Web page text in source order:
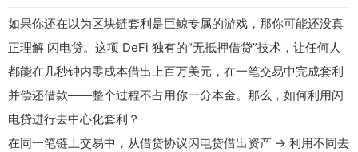
如果你还在以为区块链套利是巨鲸专属的游戏，那你可能还没真
正理解 闪电贷。这项 DeFi 独有的“无抵押借贷”技术，让任何人
都能在几秒钟内零成本借出上百万美元，在一笔交易中完成套利
并偿还借款——整个过程不占用你一分本金。那么，如何利用闪
电贷进行去中心化套利？
在同一笔链上交易中，从借贷协议闪电贷借出资产 → 利用不同去